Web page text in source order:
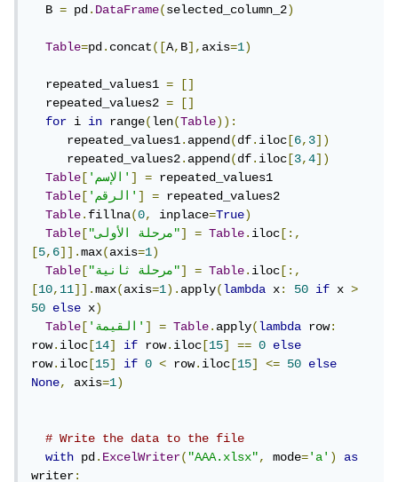
B = pd.DataFrame(selected_column_2)
Table=pd.concat([A,B],axis=1)
repeated_values1 =
[]
repeated_values2 =
[]
for i in range(len(Table)):
repeated_values1.append(df.iloc [6,3])
repeated_values2.append(df.iloc [3,4])
Table [ 'الإسم'] = repeated_values1
Table [ 'الرقم'] = repeated_values2
Table.fillna(0, inplace=True)
Table [ "مرحلة الأولى"] = Table.iloc [:,
[5,6]].max(axis=1)
Table [ "مرحلة ثانية"] = Table.iloc [:,
[10,11]].max(axis=1).apply(lambda x: 50 if x >
50
else x)
Table [ 'القيمة'] = Table.apply(lambda row:
row.iloc [14] if row.iloc [15] == 0
else
row.iloc [15] if 0 < row.iloc [15] <= 50
else
None, axis=1)
# Write the data to the file
with pd.ExcelWriter("AAA.xlsx", mode='a')
as
writer: